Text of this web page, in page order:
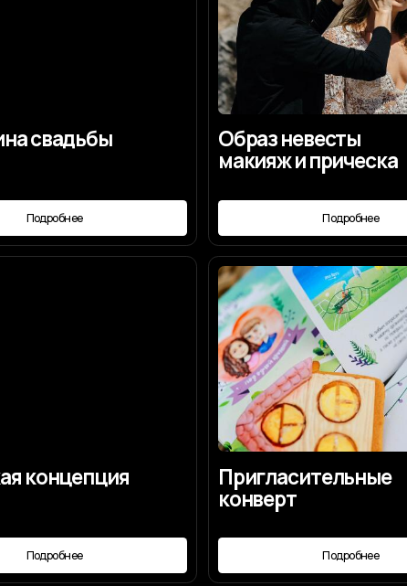
Подробнее
свадебное платье
Пригласительные
конверт
Подробнее